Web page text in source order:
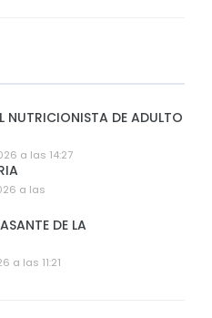
NUTRICIONISTA DE ADULTO
a las 14:27
a las
DE LA
a las 11:21